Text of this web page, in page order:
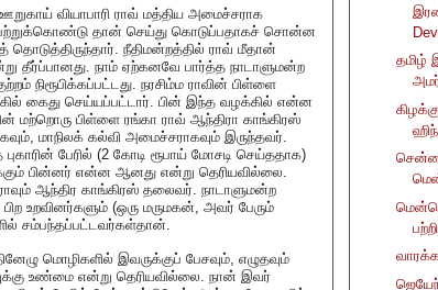
வியாபாரி ராவ் மத்திய அமைச்சராக
தான் செய்து கொடுப்பதாகச் சொன்ன
நீதிமன்றத்தில் ராவ் மீதான்
தீர்ப்பானது. நாம் ஏற்கனவே பார்த்த நாடாளுமன்ற
நிரூபிக்கப்பட்டது. நரசிம்ம ராவின் பிள்ளை
கைது செய்யப்பட்டார். பின் இந்த வழக்கில் என்ன
மற்றொரு பிள்ளை ரங்கா ராவ் ஆந்திரா காங்கிரஸ்
மாநிலக் கல்வி அமைச்சராகவும் இருந்தவர்.
பேரில் (2 கோடி ரூபாய் மோசடி செய்ததாக)
பின்னர் என்ன ஆனது என்று தெரியவில்லை.
ஆந்திர காங்கிரஸ் தலைவர். நாடாளுமன்ற
பிற உறவினர்களும் (ஒரு மருமகன், அவர் பேரும்
சம்பந்தப்பட்டவர்கள்தான்.
மொழிகளில் இவருக்குப் பேசவும், எழுதவும்
உண்மை என்று தெரியவில்லை. நான் இவர்
தமிழ்